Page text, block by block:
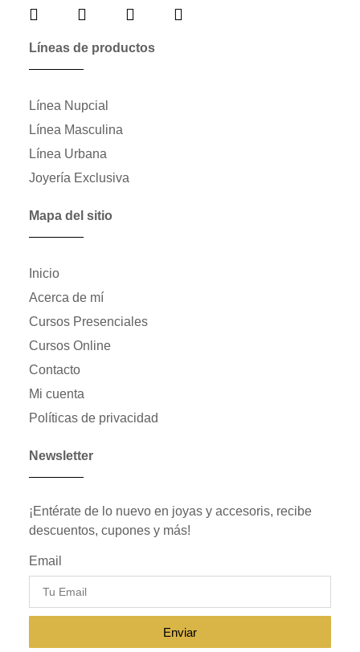
Líneas de productos
Línea Nupcial
Línea Masculina
Línea Urbana
Joyería Exclusiva
Mapa del sitio
Inicio
Acerca de mí
Cursos Presenciales
Cursos Online
Contacto
Mi cuenta
Políticas de privacidad
Newsletter
¡Entérate de lo nuevo en joyas y accesoris, recibe
descuentos, cupones y más!
Email
Enviar